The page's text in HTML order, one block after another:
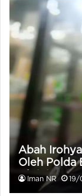
Abah
Oleh Polda
Aktivis
Iman NR 19/